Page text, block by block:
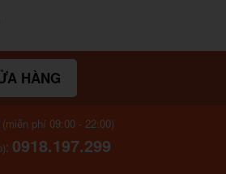
HÀNG
(miễn phí 09:00 - 22:00)
: 0918.197.299